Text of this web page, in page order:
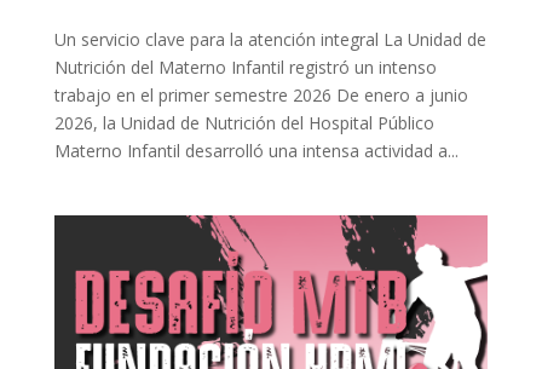
Un servicio clave para la atención integral La Unidad de
Nutrición del Materno Infantil registró un intenso
trabajo en el primer semestre 2026 De enero a junio
2026, la Unidad de Nutrición del Hospital Público
Materno Infantil desarrolló una intensa actividad a...